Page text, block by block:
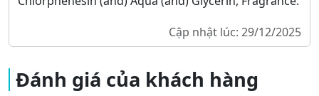
Cập nhật lúc: 29/12/2025
Đánh giá của khách hàng